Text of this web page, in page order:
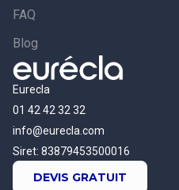
Eurecla
01 42 42 32 32
info@eurecla.com
Siret: 83879453500016
DEVIS GRATUIT
FAQ
Blog